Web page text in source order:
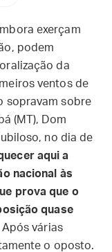
exerçam
podem
da
ventos de
sopravam sobre
(MT), Dom
no dia de
aqui a
nacional às
prova que o
quase
Após várias
o oposto.